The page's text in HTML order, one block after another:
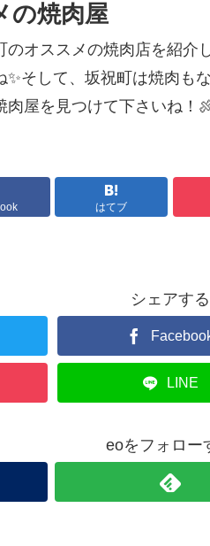
の焼肉屋
オススメの焼肉店を紹介
そして、坂祝町は焼肉も
屋を見つけて下さいね！
はてブ
シェアする
LINE
eoをフォロー